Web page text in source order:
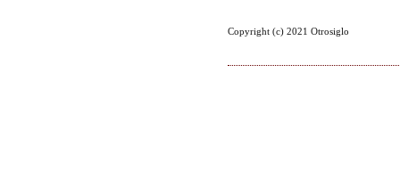
Copyright (c) 2021 Otrosiglo